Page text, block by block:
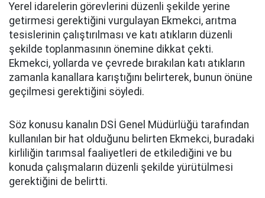
Yerel idarelerin görevlerini düzenli şekilde yerine
getirmesi gerektiğini vurgulayan Ekmekci, arıtma
tesislerinin çalıştırılması ve katı atıkların düzenli
şekilde toplanmasının önemine dikkat çekti.
Ekmekci, yollarda ve çevrede bırakılan katı atıkların
zamanla kanallara karıştığını belirterek, bunun önüne
geçilmesi gerektiğini söyledi.
Söz konusu kanalın DSİ Genel Müdürlüğü tarafından
kullanılan bir hat olduğunu belirten Ekmekci, buradaki
kirliliğin tarımsal faaliyetleri de etkilediğini ve bu
konuda çalışmaların düzenli şekilde yürütülmesi
gerektiğini de belirtti.